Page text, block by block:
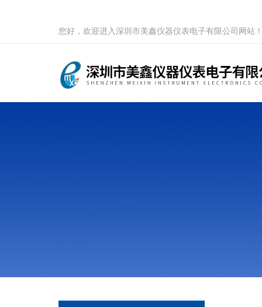
您好，欢迎进入深圳市美鑫仪器仪表电子有限公司网站